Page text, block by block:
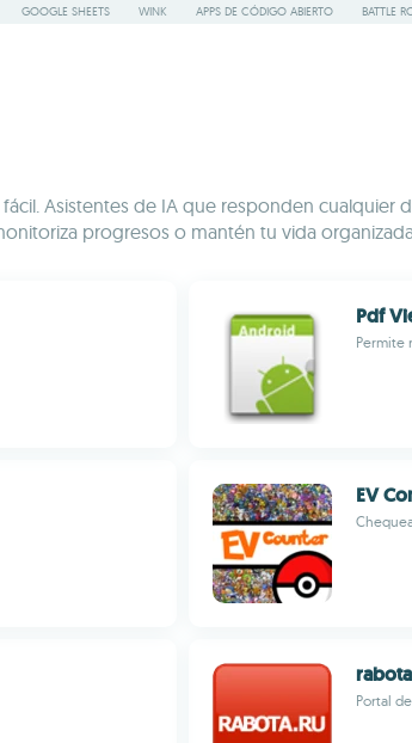
GOOGLE SHEETS WINK APPS DE CÓDIGO ABIERTO BATTLE
Asistentes de IA que responden
progresos o mantén tu vida
Pdf
Permite
EV
Portal